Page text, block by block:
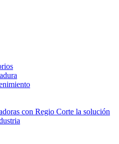
con Regio Corte la solución